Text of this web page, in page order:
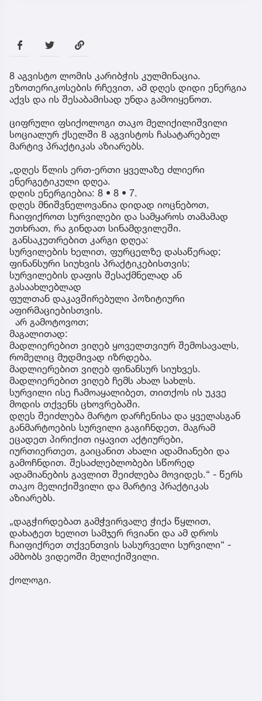
8 აგვისტო ლომის კარიბჭის კულმინაცია.
ეზოთერიკოსების რჩევით, ამ დღეს დიდი ენერგია
აქვს და ის შესაბამისად უნდა გამოიყენოთ.
ციფრული ფსიქოლოგი თაკო მელიქილიშვილი
სოციალურ ქსელში 8 აგვისტოს ჩასატარებელ
მარტივ პრაქტიკას აზიარებს.
„დღეს წლის ერთ-ერთი ყველაზე ძლიერი
ენერგეტიკული დღეა.
დღის ენერგიებია: 8 • 8 • 7.
დღეს მნიშვნელოვანია დიდად იოცნებოთ,
ჩაიფიქროთ სურვილები და სამყაროს თამამად
უთხრათ, რა გინდათ სინამდვილეში.
განსაკუთრებით კარგი დღეა:
სურვილების ხელით, ფურცელზე დასაწერად;
ფინანსური სიუხვის პრაქტიკებისთვის;
სურვილების დაფის შესაქმნელად ან
გასაახლებლად
ფულთან დაკავშირებული პოზიტიური
აფირმაციებისთვის.
არ გამოტოვოთ;
მაგალითად:
მადლიერებით ვიღებ ყოველთვიურ შემოსავალს,
რომელიც მუდმივად იზრდება.
მადლიერებით ვიღებ ფინანსურ სიუხვეს.
მადლიერებით ვიღებ ჩემს ახალ სახლს.
სურვილი ისე ჩამოაყალიბეთ, თითქოს ის უკვე
მოდის თქვენს ცხოვრებაში.
დღეს შეიძლება მარტო დარჩენისა და ყველასგან
განმარტოების სურვილი გაგიჩნდეთ, მაგრამ
ეცადეთ პირიქით იყავით აქტიურები,
იურთიერთეთ, გაიცანით ახალი ადამიანები და
გამოჩნდით. შესაძლებლობები სწორედ
ადამიანების გავლით შეიძლება მოვიდეს.“ - წერს
თაკო მელიქიშვილი და მარტივ პრაქტიკას
აზიარებს.
„დაგჭირდებათ გამჭვირვალე ჭიქა წყლით,
დახატეთ ხელით სამჯერ რვიანი და ამ დროს
ჩაიფიქრეთ თქვენთვის სასურველი სურვილი“ -
ამბობს ვიდეოში მელიქიშვილი.
ქოლოგი.